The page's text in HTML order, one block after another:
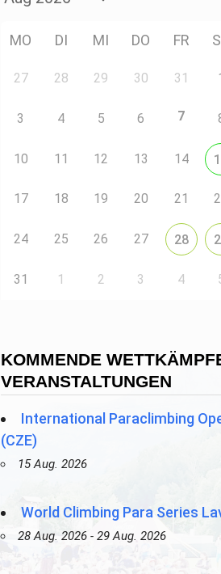
MO DI MI DO FR
27 28 29 30 31 1
3 4 5 6 7
10 11 12 13 14
17 18 19 20 21
24 25 26 27 28
31 1 2 3 4
KOMMENDE
VERANSTALTUNGEN
International Paraclimbing
(CZE)
15 Aug. 2026
World Climbing Para Series
28 Aug. 2026 - 29 Aug. 2026